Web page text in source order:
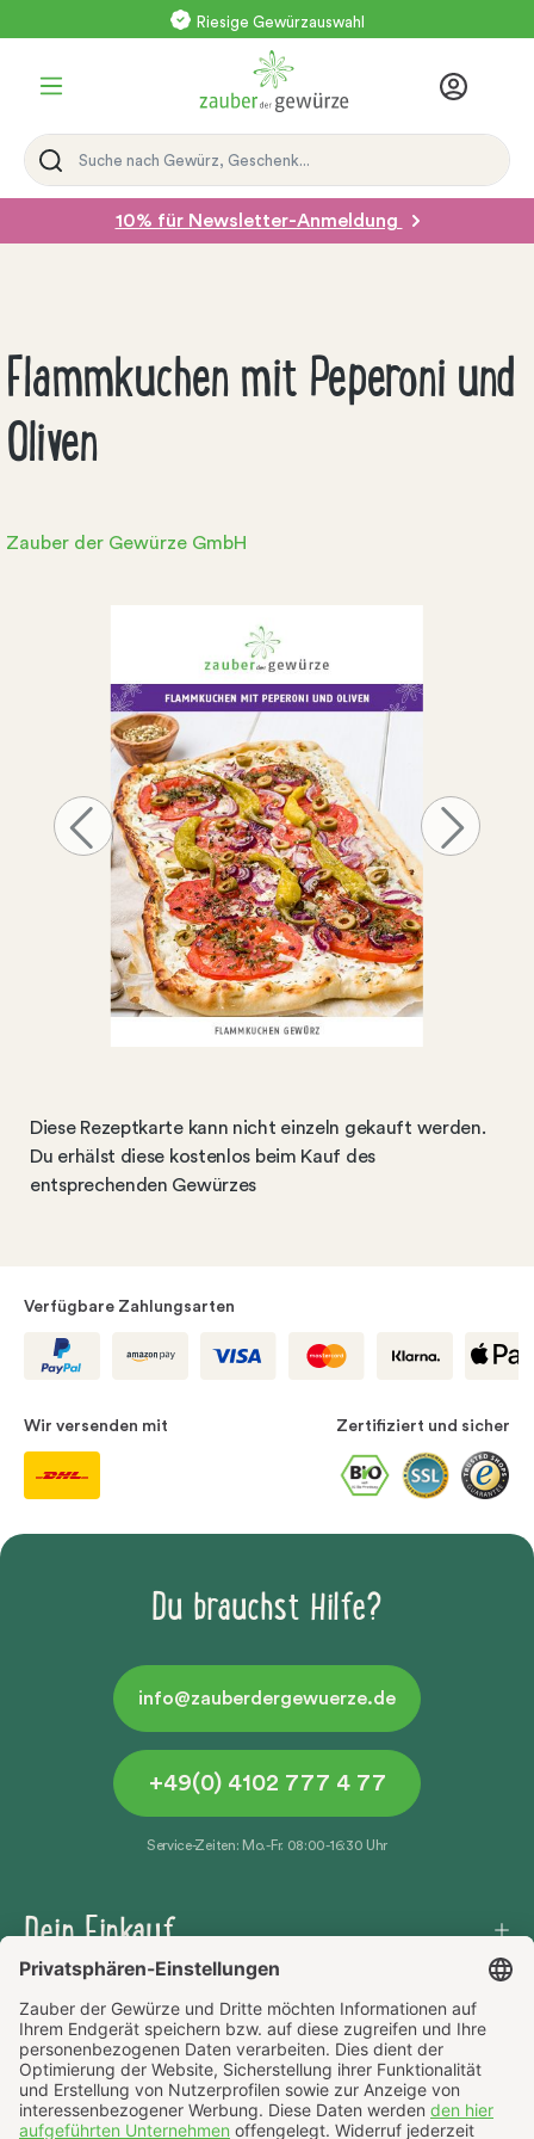
Riesige Gewürzauswahl
10% für Newsletter-Anmeldung
Flammkuchen mit Peperoni und
Oliven
Zauber der Gewürze GmbH
Diese Rezeptkarte kann nicht einzeln gekauft werden.
Du erhälst diese kostenlos beim Kauf des
entsprechenden Gewürzes
Verfügbare Zahlungsarten
Wir versenden mit Zertifiziert und sicher
Du brauchst Hilfe?
info@zauberdergewuerze.de
+49(0) 4102 777 4 77
Service-Zeiten: Mo.-Fr. 08:00-16:30 Uhr
Dein Einkauf
Häufige Fragen
Über uns